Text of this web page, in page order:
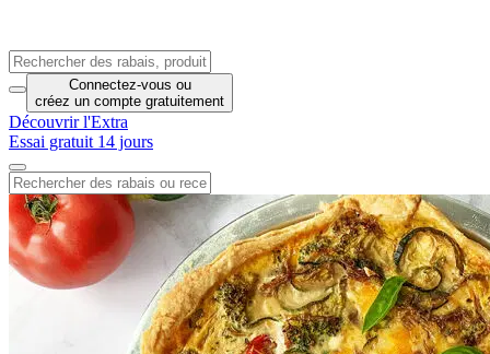
Connectez-vous ou
créez un compte gratuitement
Découvrir l'Extra
Essai gratuit 14 jours